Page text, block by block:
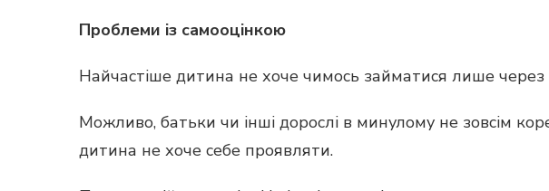
Проблеми із самооцінкою
Найчастіше дитина не хоче чимось займатися лише через
Можливо, батьки чи інші дорослі в минулому не зовсім
дитина не хоче себе проявляти.